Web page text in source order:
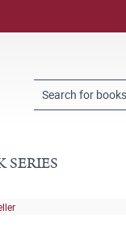
SERIES